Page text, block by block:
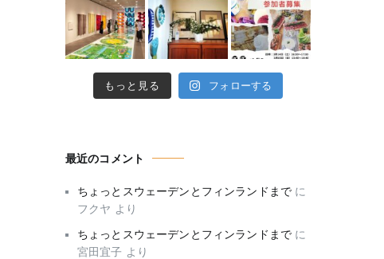
もっと見る フォローする
最近のコメント
ちょっとスウェーデンとフィンランドまで に
フクヤ より
ちょっとスウェーデンとフィンランドまで に
宮田宜子 より